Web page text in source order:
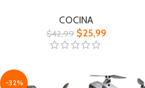
COCINA
$42,99 $25,99
-32%